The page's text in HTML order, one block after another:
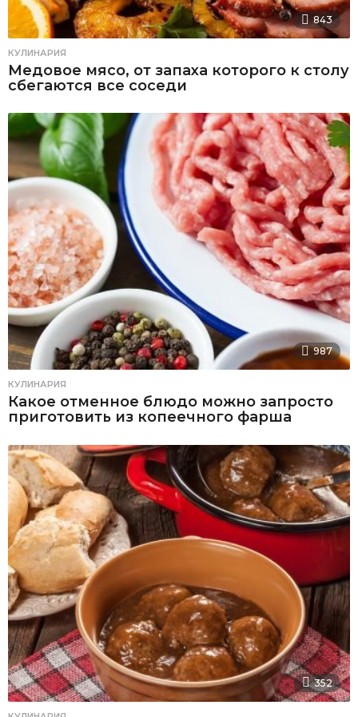
843
КУЛИНАРИЯ
Медовое мясо, от запаха которого к столу
сбегаются все соседи
987
КУЛИНАРИЯ
Какое отменное блюдо можно запросто
приготовить из копеечного фарша
352